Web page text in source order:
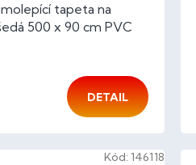
tapeta na
500 x 90 cm PVC
DETAIL
Kód: 146118